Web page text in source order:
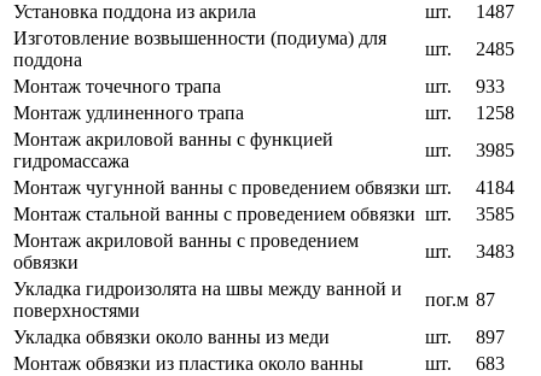
Установка поддона из акрила
шт.
1487
Изготовление возвышенности (подиума) для
поддона
шт.
2485
Монтаж точечного трапа
шт.
933
Монтаж удлиненного трапа
шт.
1258
Монтаж акриловой ванны с функцией
гидромассажа
шт.
3985
Монтаж чугунной ванны с проведением обвязки шт.
4184
Монтаж стальной ванны с проведением обвязки шт.
3585
Монтаж акриловой ванны с проведением
обвязки
шт.
3483
Укладка гидроизолята на швы между ванной и
поверхностями
пог.м 87
Укладка обвязки около ванны из меди
шт.
897
Монтаж обвязки из пластика около ванны
шт.
683